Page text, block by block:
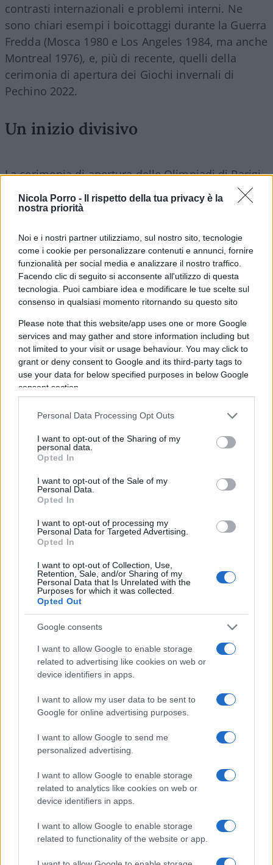
Nicola Porro -
Il rispetto della tua privacy è la
nostra priorità
Noi e i nostri partner utilizziamo, sul nostro sito, tecnologie
come i cookie per personalizzare contenuti e annunci, fornire
funzionalità per social media e analizzare il nostro traffico.
Facendo clic di seguito si acconsente all'utilizzo di questa
tecnologia. Puoi cambiare idea e modificare le tue scelte sul
consenso in qualsiasi momento ritornando su questo sito
Please note that this website/app uses one or more Google
services and may gather and store information including but
not limited to your visit or usage behaviour. You may click to
grant or deny consent to Google and its third-party tags to
use your data for below specified purposes in below Google
consent section.
Personal Data Processing Opt Outs
I want to opt-out of the Sharing of my
personal data.
Opted In
I want to opt-out of the Sale of my
Personal Data.
Opted In
I want to opt-out of processing my
Personal Data for Targeted Advertising.
Opted In
I want to opt-out of Collection, Use,
Retention, Sale, and/or Sharing of my
Personal Data that Is Unrelated with the
Purposes for which it was collected.
Opted Out
Google consents
I want to allow Google to enable storage
related to advertising like cookies on web or
device identifiers in apps.
I want to allow my user data to be sent to
Google for online advertising purposes.
I want to allow Google to send me
personalized advertising.
I want to allow Google to enable storage
related to analytics like cookies on web or
device identifiers in apps.
I want to allow Google to enable storage
related to functionality of the website or app.
contrasti internazionali e problemi interni. Ne
sono chiari esempi i boicottaggi durante la Guerra
Fredda (Mosca 1980 e Los Angeles 1984, ma anche
Montreal 1976), e, più di recente, quelli della
cerimonia di apertura dei Giochi invernali di
Pechino 2022.
Un inizio divisivo
La cerimonia di apertura delle Olimpiadi di Parigi
è stata funestata da due eventi principali. Il primo
è stato ilmassiccio sabotaggio delle linee
Francia contemporanea, che, la notte prima, ha
coinvolto centinaia di migliaia di passeggeri. Un
fatto grave, che ha messo in discussione la
capacità del Paese di garantire la sicurezza
durante un evento di tale importanza.
Il secondo evento è stato il controverso spettacolo
della cerimonia di apertura. Che fosse intenzione
degli organizzatori dileggiare l’Ultima Cena o
meno, ciò che conta è come essa è stata percepita
tra chi si è sentito offeso da certi
eccessi ideologiciwoke– e chi ha esplicitamente
irriso le reazioni indignate degli altri.
apertura dei Giochi devono essere belle, al
massimo possono essere noiose o retoriche. Ma
non devono essere momento di polemica o
offesa, pena il tradimento del motivo stesso per
cui i Giochi vengono organizzati. Le Olimpiadi, per
definizione, devono unire i popoli, e promuovere
la pace e la comprensione tra le Nazioni nel nome
dello sport. Le polemiche attorno alla cerimonia
di apertura di Parigi, invece, hanno dimostrato
che il risultato raggiunto è esattamente l’opposto.
L’evento è diventato un
fattore di divisione, e a
livello globale.
Il fattore Macron
Nelle intenzioni di Macron, le Olimpiadi di Parigi
avrebbero dovuto essere una celebrazione del suo
regno da monarca repubblicano che volge ormai
alla conclusione (non può ricandidarsi).
“This is
France!”, ha scritto baldanzoso suX(ex
notevole distacco